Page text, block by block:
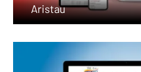
Aristau